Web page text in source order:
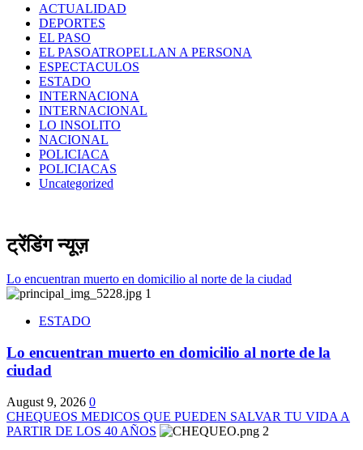
ACTUALIDAD
DEPORTES
EL PASO
EL PASOATROPELLAN A PERSONA
ESPECTACULOS
ESTADO
INTERNACIONA
INTERNACIONAL
LO INSOLITO
NACIONAL
POLICIACA
POLICIACAS
Uncategorized
ट्रेंडिंग न्यूज़
Lo encuentran muerto en domicilio al norte de la ciudad
1
ESTADO
Lo encuentran muerto en domicilio al norte de la
ciudad
August 9, 2026 0
CHEQUEOS MEDICOS QUE PUEDEN SALVAR TU VIDA A
PARTIR DE LOS 40 AÑOS
2